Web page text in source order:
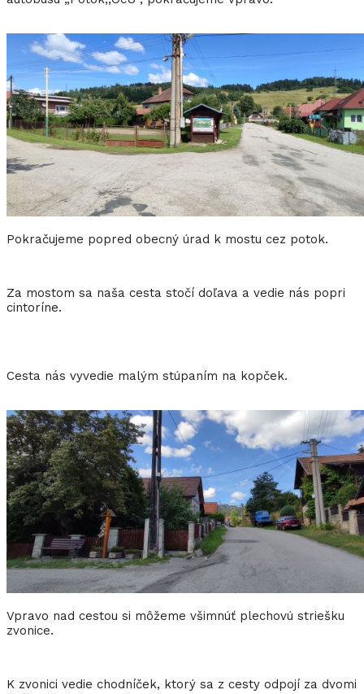
Pokračujeme popred obecný úrad k mostu cez potok.
Za mostom sa naša cesta stočí doľava a vedie nás popri
cintoríne.
Cesta nás vyvedie malým stúpaním na kopček.
Vpravo nad cestou si môžeme všimnúť plechovú striešku
zvonice.
K zvonici vedie chodníček, ktorý sa z cesty odpojí za dvomi